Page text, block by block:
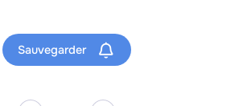
Sauvegarder